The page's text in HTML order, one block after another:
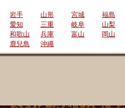
岩手 山形 宮城
福島
愛知 三重 岐阜
山梨
和歌山 兵庫 富山
岡山
鹿兒島 沖繩